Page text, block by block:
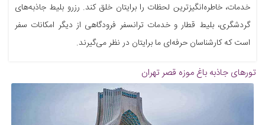
خدمات، خاطره‌انگیزترین لحظات را برایتان خلق کند. رزرو بلیط جاذبه‌های
گردشگری، بلیط قطار و خدمات ترانسفر فرودگاهی از دیگر امکانات سفر
است که کارشناسان حرفه‌ای ما برایتان در نظر می‌گیرند.
تورهای جاذبه باغ موزه قصر تهران